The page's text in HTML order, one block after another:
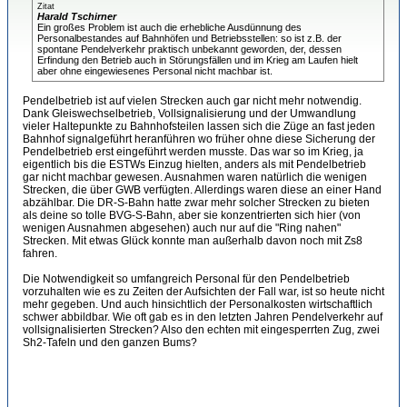
Zitat
Harald Tschirner
Ein großes Problem ist auch die erhebliche Ausdünnung des
Personalbestandes auf Bahnhöfen und Betriebsstellen: so ist z.B. der
spontane Pendelverkehr praktisch unbekannt geworden, der, dessen
Erfindung den Betrieb auch in Störungsfällen und im Krieg am Laufen hielt
aber ohne eingewiesenes Personal nicht machbar ist.
Pendelbetrieb ist auf vielen Strecken auch gar nicht mehr notwendig.
Dank Gleiswechselbetrieb, Vollsignalisierung und der Umwandlung
vieler Haltepunkte zu Bahnhofsteilen lassen sich die Züge an fast jeden
Bahnhof signalgeführt heranführen wo früher ohne diese Sicherung der
Pendelbetrieb erst eingeführt werden musste. Das war so im Krieg, ja
eigentlich bis die ESTWs Einzug hielten, anders als mit Pendelbetrieb
gar nicht machbar gewesen. Ausnahmen waren natürlich die wenigen
Strecken, die über GWB verfügten. Allerdings waren diese an einer Hand
abzählbar. Die DR-S-Bahn hatte zwar mehr solcher Strecken zu bieten
als deine so tolle BVG-S-Bahn, aber sie konzentrierten sich hier (von
wenigen Ausnahmen abgesehen) auch nur auf die "Ring nahen"
Strecken. Mit etwas Glück konnte man außerhalb davon noch mit Zs8
fahren.
Die Notwendigkeit so umfangreich Personal für den Pendelbetrieb
vorzuhalten wie es zu Zeiten der Aufsichten der Fall war, ist so heute nicht
mehr gegeben. Und auch hinsichtlich der Personalkosten wirtschaftlich
schwer abbildbar. Wie oft gab es in den letzten Jahren Pendelverkehr auf
vollsignalisierten Strecken? Also den echten mit eingesperrten Zug, zwei
Sh2-Tafeln und den ganzen Bums?